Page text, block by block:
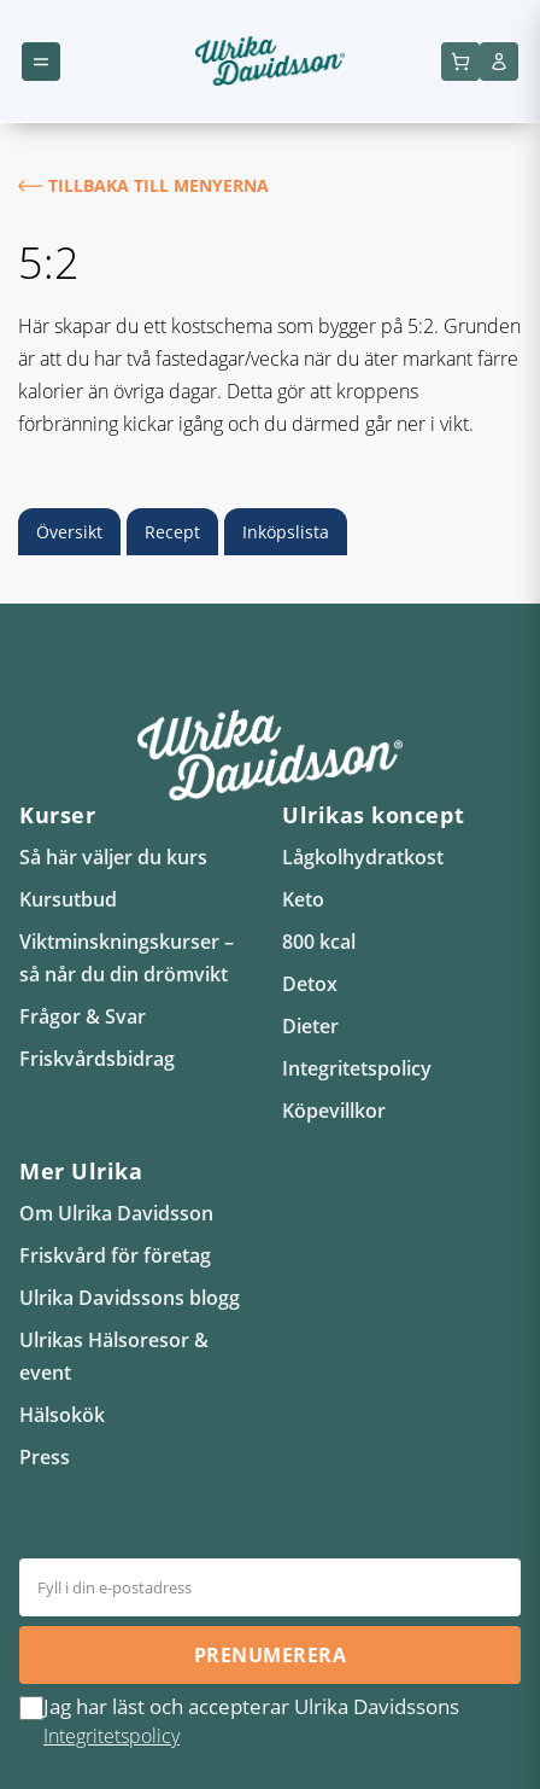
TILLBAKA TILL MENYERNA
5:2
Här skapar du ett kostschema som bygger på 5:2. Grunden
är att du har två fastedagar/vecka när du äter markant färre
kalorier än övriga dagar. Detta gör att kroppens
förbränning kickar igång och du därmed går ner i vikt.
Översikt Recept Inköpslista
Kurser
Så här väljer du kurs
Kursutbud
Viktminskningskurser –
så når du din drömvikt
Frågor & Svar
Friskvårdsbidrag
Ulrikas koncept
Lågkolhydratkost
Keto
800 kcal
Detox
Dieter
Integritetspolicy
Köpevillkor
Mer Ulrika
Om Ulrika Davidsson
Friskvård för företag
Ulrika Davidssons blogg
Ulrikas Hälsoresor &
event
Hälsokök
Press
PRENUMERERA
Jag har läst och accepterar Ulrika Davidssons
Integritetspolicy